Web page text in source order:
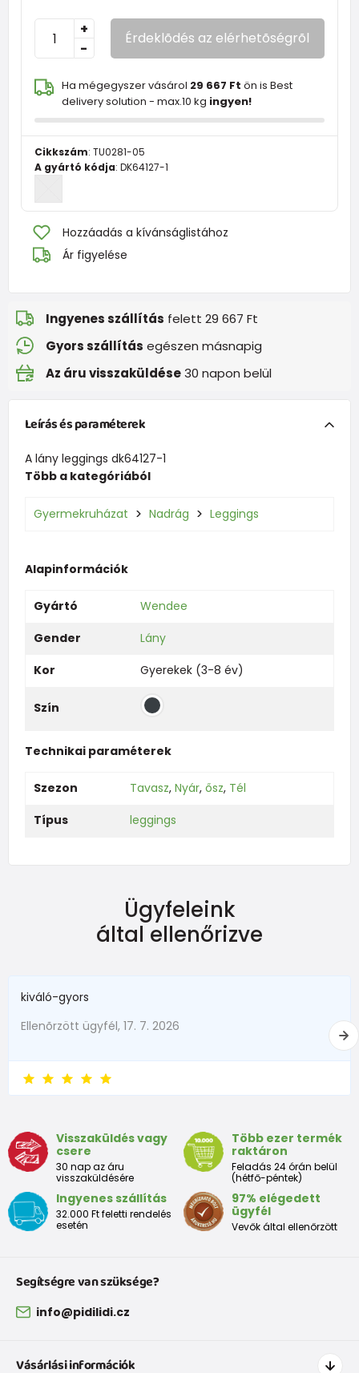
-
+ Érdeklõdés az elérhetõségrõl
Ha mégegyszer vásárol 29 667 Ft ön is Best
delivery solution - max.10 kg ingyen!
Cikkszám: TU0281-05
A gyártó kódja: DK64127-1
Hozzáadás a kívánságlistához
Ár figyelése
Ingyenes szállítás felett 29 667 Ft
Gyors szállítás egészen másnapig
Az áru visszaküldése30 napon belül
Leírás és paraméterek
A lány leggings dk64127-1
Több a kategóriából
Gyermekruházat Nadrág Leggings
Alapinformációk
Gyártó
Wendee
Gender
Lány
Kor
Gyerekek (3-8 év)
Szín
Technikai paraméterek
Szezon Tavasz, Nyár, ősz, Tél
Típus
leggings
Ügyfeleink
által ellenőrizve
kiváló-gyors
Ellenõrzött ügyfél, 17. 7. 2026
Visszaküldés vagy
csere
30 nap az áru
visszaküldésére
Több ezer termék
raktáron
Feladás 24 órán belül
(hétfő-péntek)
Ingyenes szállítás
32.000 Ft feletti rendelés
esetén
97% elégedett
ügyfél
Vevők által ellenőrzött
Segítségre van szüksége?
info@pidilidi.cz
Vásárlási információk